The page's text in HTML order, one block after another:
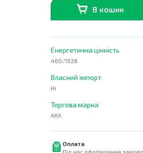
В кошик
Енергетична цінність
460/1928
Власний імпорт
Ні
Торгова марка
AXA
Оплата
Під час оформлення